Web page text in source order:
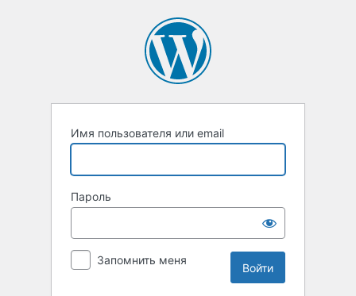
Имя пользователя или email
Пароль
Запомнить меня